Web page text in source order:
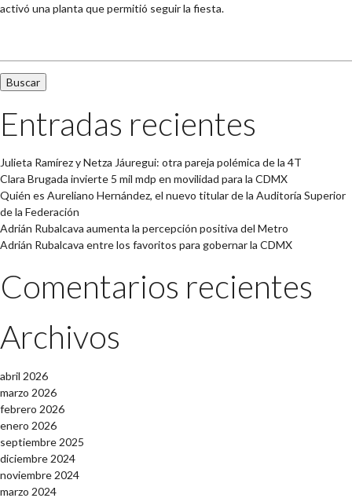
activó una planta que permitió seguir la fiesta.
Entradas recientes
Julieta Ramírez y Netza Jáuregui: otra pareja polémica de la 4T
Clara Brugada invierte 5 mil mdp en movilidad para la CDMX
Quién es Aureliano Hernández, el nuevo titular de la Auditoría Superior
de la Federación
Adrián Rubalcava aumenta la percepción positiva del Metro
Adrián Rubalcava entre los favoritos para gobernar la CDMX
Comentarios recientes
Archivos
abril 2026
marzo 2026
febrero 2026
enero 2026
septiembre 2025
diciembre 2024
noviembre 2024
marzo 2024